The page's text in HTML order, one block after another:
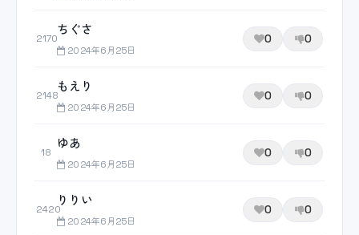
2170
ちぐさ
2024年6月25日
0 0
2148
もえり
2024年6月25日
0 0
18
ゆあ
2024年6月25日
0 0
2420
りりい
2024年6月25日
0 0